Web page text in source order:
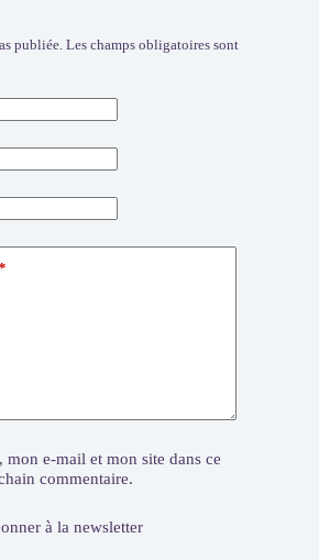
publiée. Les champs obligatoires sont
mon e-mail et mon site dans ce
commentaire.
à la newsletter